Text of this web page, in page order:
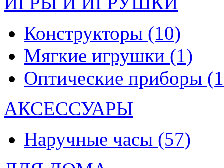
Конструкторы (10)
Мягкие игрушки (1)
Оптические приборы
АКСЕССУАРЫ
Наручные часы (57)